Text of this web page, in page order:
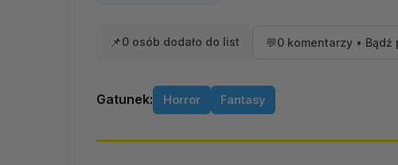
📌0 osób dodało do list 💬0 komentarzy • Bądź
Gatunek: Horror Fantasy